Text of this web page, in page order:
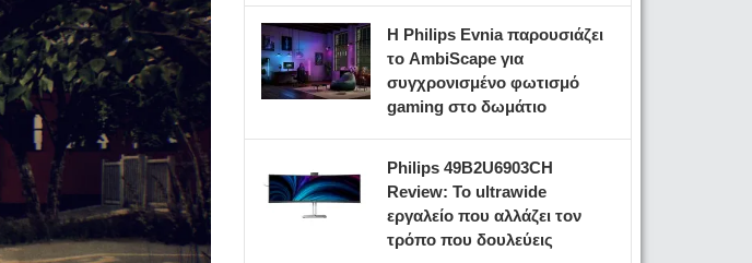
Η Philips Evnia παρουσιάζει
το AmbiScape για
συγχρονισμένο φωτισμό
gaming στο δωμάτιο
Philips 49B2U6903CH
Review: Το ultrawide
εργαλείο που αλλάζει τον
τρόπο που δουλεύεις